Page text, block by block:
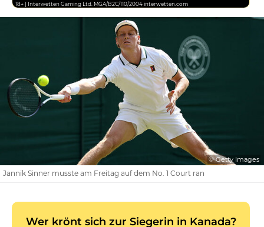
18+ | Interwetten Gaming Ltd. MGA/B2C/110/2004 interwetten.com
© Getty Images
Jannik Sinner musste am Freitag auf dem No. 1 Court ran